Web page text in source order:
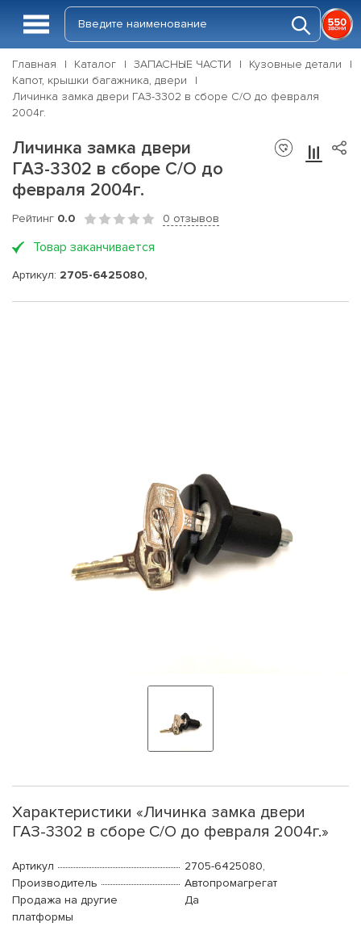
Главная Каталог ЗАПАСНЫЕ ЧАСТИ
Кузовные детали
Капот, крышки багажника, двери
Личинка замка двери ГАЗ-3302 в сборе С/О до февраля
2004г.
Личинка замка двери
ГАЗ-3302 в сборе С/О до
февраля 2004г.
Рейтинг 0.0 0 отзывов
Товар заканчивается
Артикул: 2705-6425080,
Характеристики «Личинка замка двери
ГАЗ-3302 в сборе С/О до февраля 2004г.»
Артикул
2705-6425080,
Производитель
Автопромагрегат
Продажа на другие
платформы
Да